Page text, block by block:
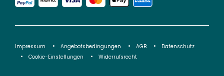
Impressum Angebotsbedingungen AGB
Datenschutz
Cookie-Einstellungen
Widerrufsrecht